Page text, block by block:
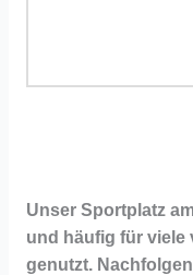
Unser Sportplatz
und häufig für viele
genutzt.